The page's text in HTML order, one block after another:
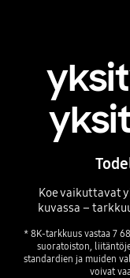
Koe vaikuttavat
kuvassa –
* 8K-tarkkuus vastaa 7
suoratoiston,
standardien ja muiden
voivat